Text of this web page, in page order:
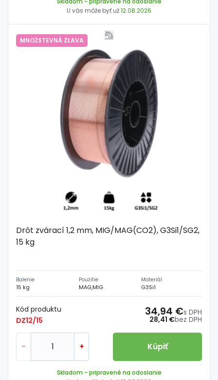
U vás môže byť už12.08.2026
MNOŽSTEVNÁ ZĽAVA
Drôt zvárací 1,2 mm, MIG/MAG(CO2), G3Si1/SG2,
15 kg
Balenie
15 kg
Použitie
MAG,MIG
Materiál
G3Si1
Kód produktu
DZ12/15
28,41 €bez DPH
34,94 €s DPH
- + Kúpiť
Skladom - pripravené na odoslanie